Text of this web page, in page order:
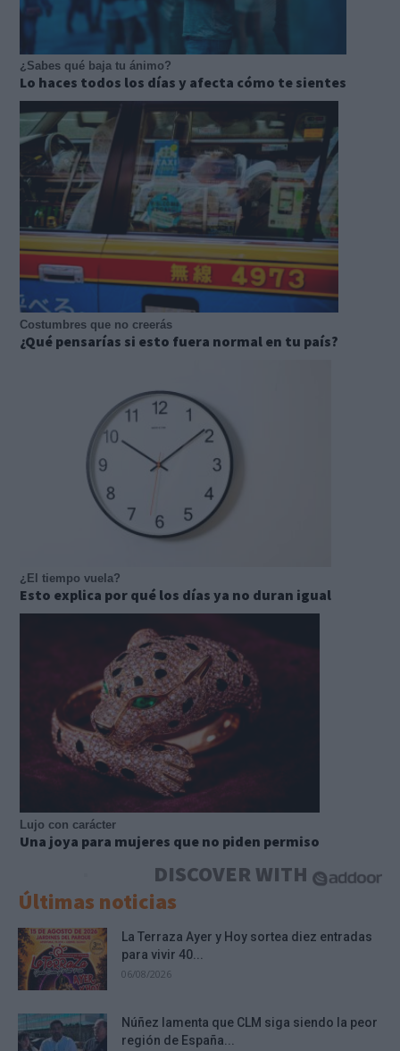
¿Sabes qué baja tu ánimo?
Lo haces todos los días y afecta cómo te sientes
Costumbres que no creerás
¿Qué pensarías si esto fuera normal en tu país?
¿El tiempo vuela?
Esto explica por qué los días ya no duran igual
Lujo con carácter
Una joya para mujeres que no piden permiso
DISCOVER WITH
Últimas noticias
La Terraza Ayer y Hoy sortea diez entradas
para vivir 40...
06/08/2026
Núñez lamenta que CLM siga siendo la peor
región de España...